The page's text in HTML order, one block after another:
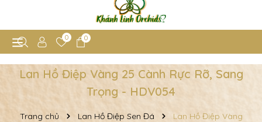
0 0
Lan Hồ Điệp Vàng 25 Cành Rực Rỡ, Sang
Trọng - HDV054
Trang chủ Lan Hồ Điệp Sen Đá
Lan Hồ Điệp Vàng